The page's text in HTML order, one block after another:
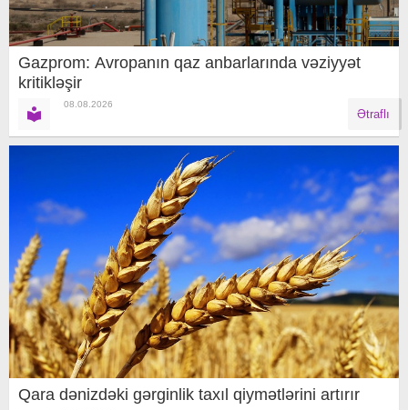
Gazprom: Avropanın qaz anbarlarında vəziyyət
kritikləşir
08.08.2026
Ətraflı
Qara dənizdəki gərginlik taxıl qiymətlərini artırır